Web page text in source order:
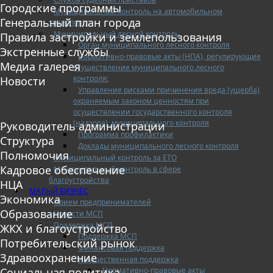
Муниципальный контроль на автомобильном
транспорте
Муниципальный лесной контроль
Орган муниципального лесного контроля
Нормативно-правовые акты (НПА), регулирующие
осуществление муниципального лесного
контроля:
Управление рисками причинения вреда (ущерба)
охраняемым законом ценностям при
осуществлении государственного контроля
(надзора), муниципального контроля
Программа профилактики
Доклады муниципального лесного контроля
Муниципальный контроль за ЕТО
Муниципальный контроль в сфере
благоустройства
МАЛЫЙ БИЗНЕС
Прием предпринимателей
Новости МСП
Поддержка МСП
Поддержка МСП
Финансовая поддержка
Имущественная поддержка
Нормативно-правовые акты
Городские программы
Генеральный план города
Правила застройки и землепользования
Экстренные службы
Медиа галерея
Новости
Руководитель администрации
Структура
Полномочия
Кадровое обеспечение
НЦА
Экономика
Образование
ЖКХ и благоустройство
Потребительский рынок
Здравоохранение